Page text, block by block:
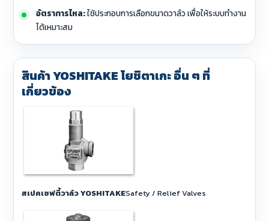
อัตราการไหล:ใช้ประกอบการเลือกขนาดวาล์ว เพื่อให้ระบบทำงาน
ได้เหมาะสม
สินค้า YOSHITAKE โยชิตาเกะ อื่น ๆ ที่
เกี่ยวข้อง
สเปคเซฟตี้วาล์ว YOSHITAKESafety / Relief Valves